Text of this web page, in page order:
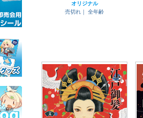
オリジナル
売切れ｜
全年齢